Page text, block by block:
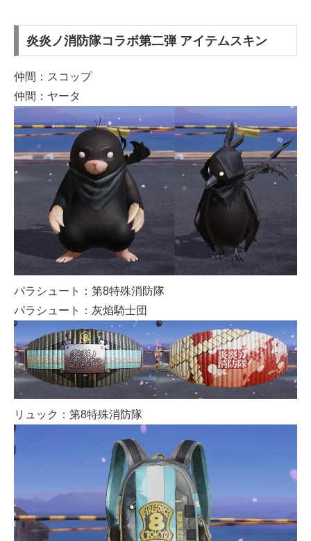
炎炎ノ消防隊コラボ第二弾 アイテムスキン
仲間：スコップ
仲間：ヤータ
パラシュート：第8特殊消防隊
パラシュート：灰焰騎士団
リュック：第8特殊消防隊